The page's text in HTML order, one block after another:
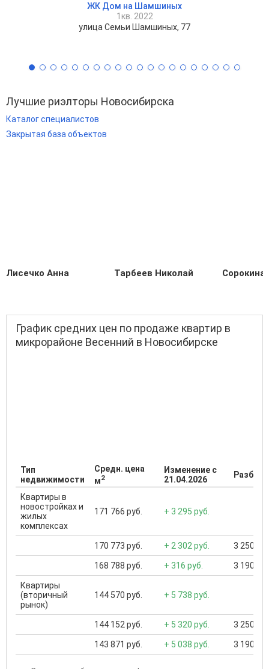
ЖК Дом на Шамшиных
1кв. 2022
улица Семьи Шамшиных, 77
Лучшие риэлторы Новосибирска
Каталог специалистов
Закрытая база объектов
Лисечко Анна Тарбеев Николай Сорокина
График средних цен по продаже квартир в
микрорайоне Весенний в Новосибирске
Тип
недвижимости
Средн. цена
м2
Изменение с
21.04.2026
Квартиры в
новостройках и
жилых
комплексах
171 766 руб. + 3 295 руб.
170 773 руб. + 2 302 руб. 3 250
168 788 руб. + 316 руб. 3 190
Квартиры
(вторичный
рынок)
144 570 руб. + 5 738 руб.
144 152 руб. + 5 320 руб. 3 250
143 871 руб. + 5 038 руб. 3 190